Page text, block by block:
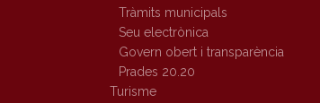
Tràmits municipals
Seu electrònica
Govern obert i transparència
Prades 20.20
Turisme